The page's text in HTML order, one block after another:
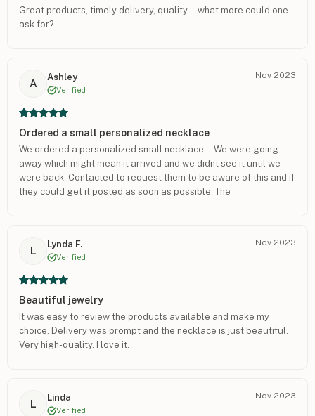
Great products, timely delivery, quality—what more could one
ask for?
A
Ashley
Verified
Nov 2023
Ordered a small personalized necklace
We ordered a personalized small necklace... We were going
away which might mean it arrived and we didnt see it until we
were back. Contacted to request them to be aware of this and if
they could get it posted as soon as possible. The
L
Lynda F.
Verified
Nov 2023
Beautiful jewelry
It was easy to review the products available and make my
choice. Delivery was prompt and the necklace is just beautiful.
Very high-quality. I love it.
L
Linda
Verified
Nov 2023